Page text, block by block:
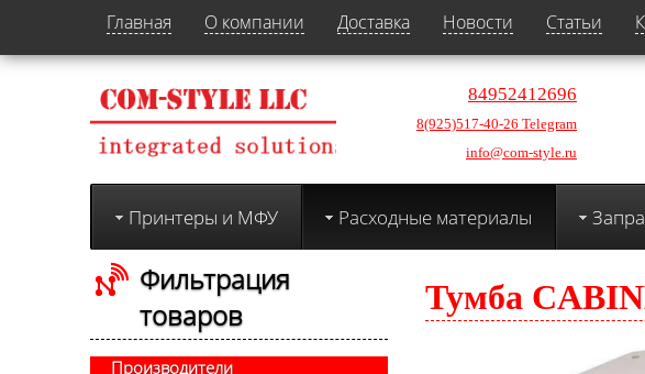
Главная О компании Доставка Новости Статьи
84952412696
8(925)517-40-26 Telegram
info@com-style.ru
Принтеры и МФУ Расходные материалы
Фильтрация
товаров
Производители
Тумба